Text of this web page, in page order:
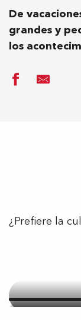
De
grandes y
los
¿Prefiere la